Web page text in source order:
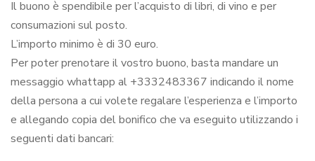
Il buono è spendibile per l’acquisto di libri, di vino e per
consumazioni sul posto.
L’importo minimo è di 30 euro.
Per poter prenotare il vostro buono, basta mandare un
messaggio whattapp al +3332483367 indicando il nome
della persona a cui volete regalare l’esperienza e l’importo
e allegando copia del bonifico che va eseguito utilizzando i
seguenti dati bancari: